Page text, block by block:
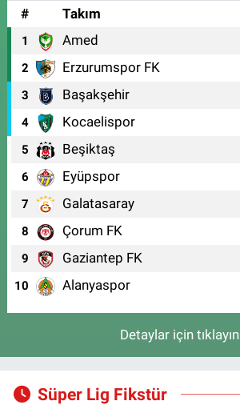
#
Takım
1 Amed
2 Erzurumspor FK
3 Başakşehir
4 Kocaelispor
5 Beşiktaş
6 Eyüpspor
7 Galatasaray
8 Çorum FK
9 Gaziantep FK
10 Alanyaspor
Detaylar için tıklayın
Süper Lig Fikstür